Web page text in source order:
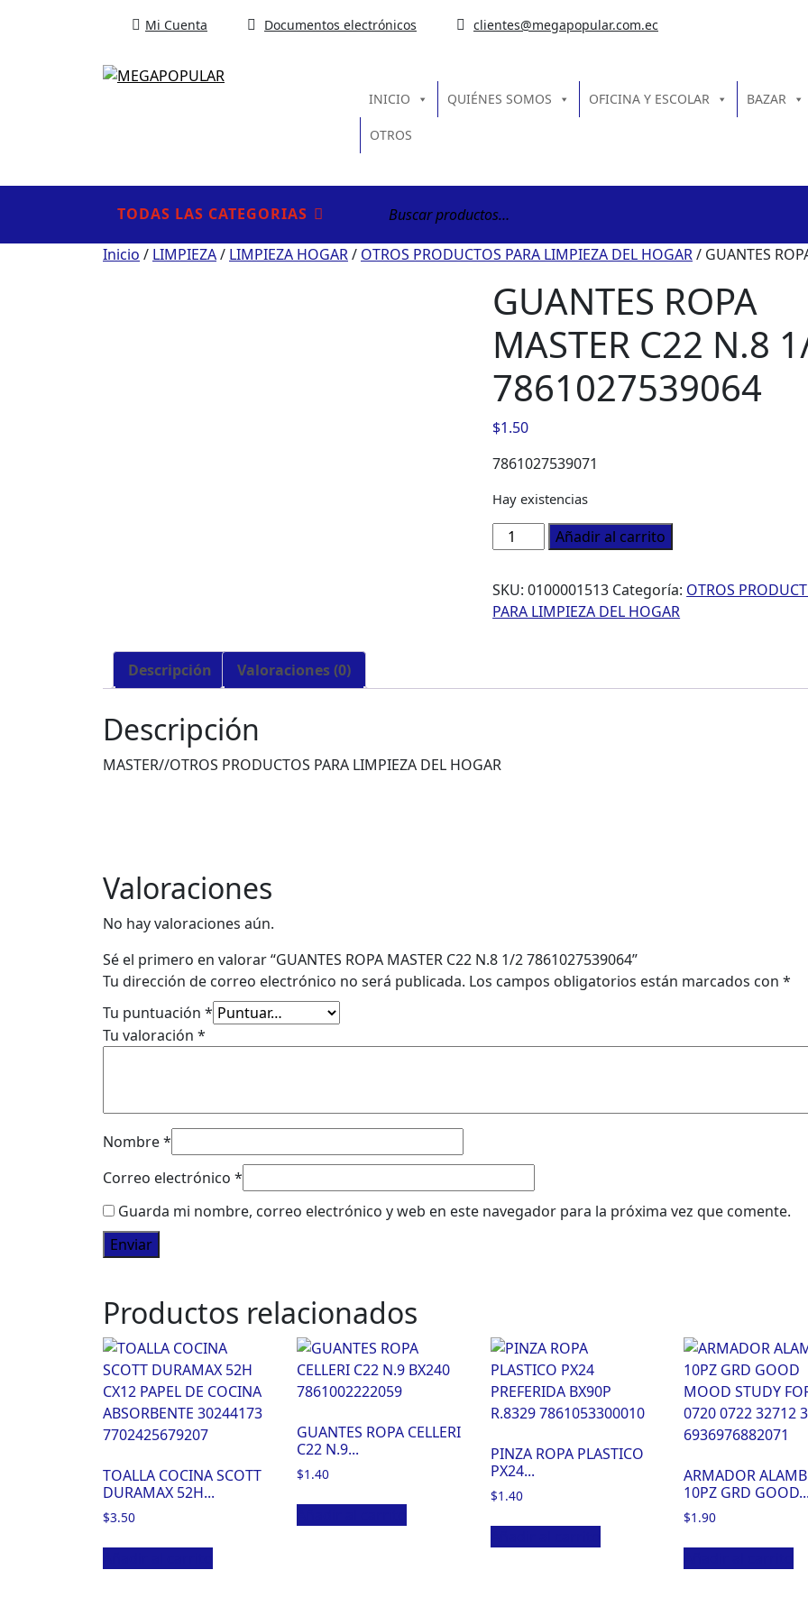
Mi Cuenta Documentos electrónicos clientes@megapopular.com.ec
INICIO QUIÉNES SOMOS OFICINA Y ESCOLAR BAZAR
OTROS
TODAS LAS CATEGORIAS
por:
Inicio / LIMPIEZA/ LIMPIEZA HOGAR/ OTROS PRODUCTOS PARA LIMPIEZA DEL HOGAR/ GUANTES
GUANTES ROPA
MASTER C22 N.8
7861027539064
$1.50
7861027539071
Hay existencias
GUANTES
ROPA
C22
N.8
cantidad
Añadir al carrito
SKU:0100001513 Categoría: OTROS
PARA LIMPIEZA DEL HOGAR
Descripción Valoraciones (0)
Descripción
MASTER//OTROS PRODUCTOS PARA LIMPIEZA DEL HOGAR
Valoraciones
No hay valoraciones aún.
Sé el primero en valorar “GUANTES ROPA MASTER C22 N.8 1/2 7861027539064”
Tu dirección de correo electrónico no será publicada. Los campos obligatorios están marcados con *
Tu puntuación *
Tu valoración *
Nombre*
Correo electrónico *
Guarda mi nombre, correo electrónico y web en este navegador para la próxima vez que comente.
Productos relacionados
TOALLA COCINA SCOTT
DURAMAX 52H...
$3.50
GUANTES ROPA CELLERI
C22 N.9...
$1.40
PINZA ROPA PLASTICO
PX24...
$1.40
ARMADOR
10PZ GRD
$1.90